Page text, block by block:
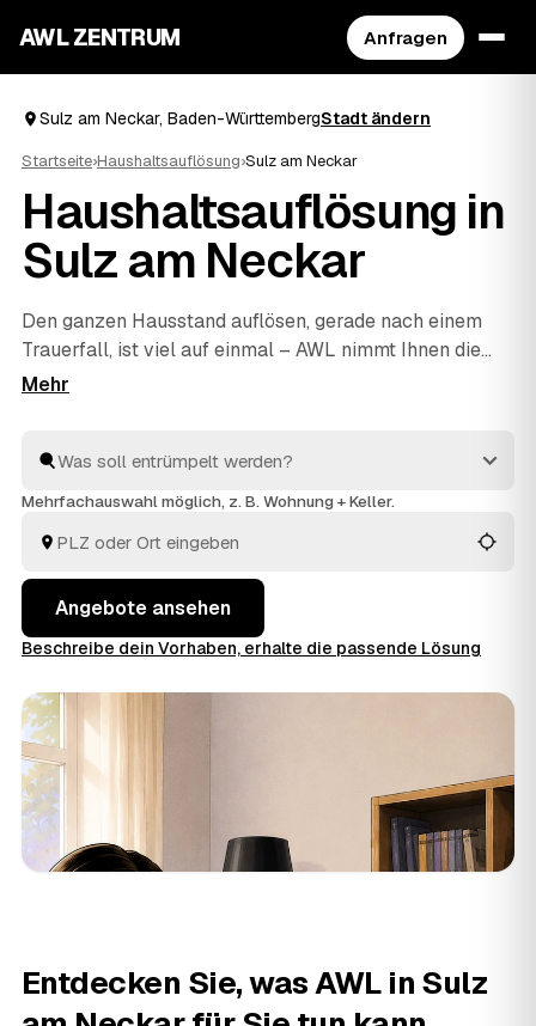
AWL ZENTRUM Anfragen
Sulz am Neckar, Baden-WürttembergStadt ändern
Startseite›Haushaltsauflösung›Sulz am Neckar
Haushaltsauflösung in
Sulz am Neckar
Den ganzen Hausstand auflösen, gerade nach einem
Trauerfall, ist viel auf einmal – AWL nimmt Ihnen die
Suche ab. Eine Anfrage genügt, und geprüfte Anbieter
zurück. Möbel, Keller, Dachboden oder kompletter
Nachlass werden einfühlsam geräumt und fachgerecht
Kosten. So behalten Sie den Überblick, ohne jedem
Betrieb einzeln hinterherzulaufen.
Mehrfachauswahl möglich, z. B. Wohnung + Keller.
Angebote ansehen
Beschreibe dein Vorhaben, erhalte die passende Lösung
Entdecken Sie, was AWL in Sulz